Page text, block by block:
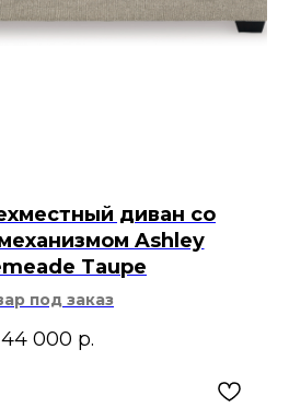
диван со
Ashley
Taupe
под заказ
000 р.